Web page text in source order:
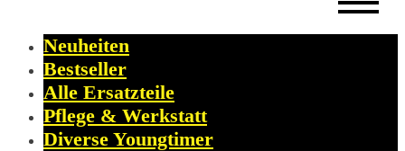
Neuheiten
Bestseller
Alle Ersatzteile
Pflege & Werkstatt
Diverse Youngtimer